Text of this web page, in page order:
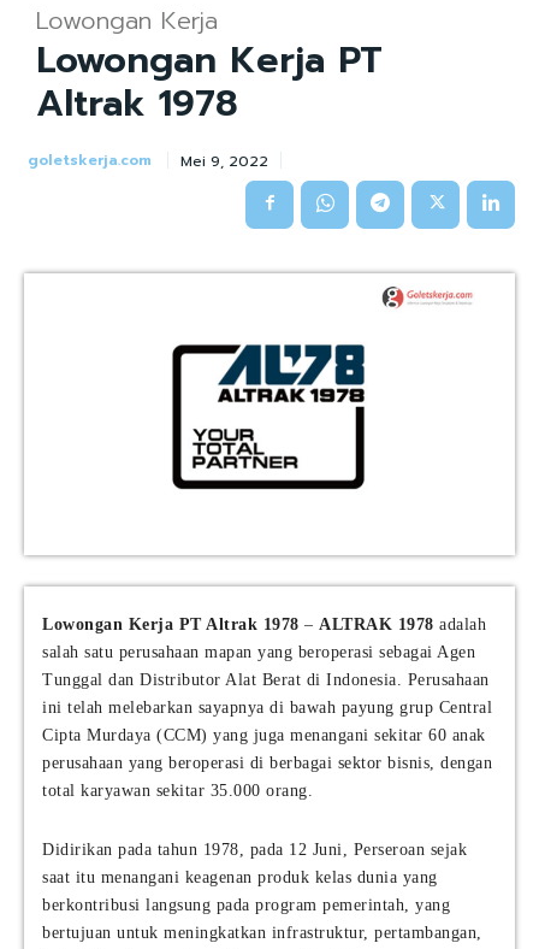
Lowongan Kerja
Lowongan Kerja PT
Altrak 1978
goletskerja.com Mei 9, 2022
Lowongan Kerja PT Altrak 1978 – ALTRAK 1978 adalah
salah satu perusahaan mapan yang beroperasi sebagai Agen
Tunggal dan Distributor Alat Berat di Indonesia. Perusahaan
ini telah melebarkan sayapnya di bawah payung grup Central
Cipta Murdaya (CCM) yang juga menangani sekitar 60 anak
perusahaan yang beroperasi di berbagai sektor bisnis, dengan
total karyawan sekitar 35.000 orang.
Didirikan pada tahun 1978, pada 12 Juni, Perseroan sejak
saat itu menangani keagenan produk kelas dunia yang
berkontribusi langsung pada program pemerintah, yang
bertujuan untuk meningkatkan infrastruktur, pertambangan,